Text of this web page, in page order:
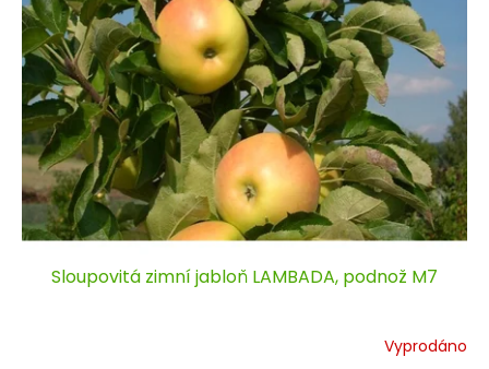
Sloupovitá zimní jabloň LAMBADA, podnož M7
Vyprodáno